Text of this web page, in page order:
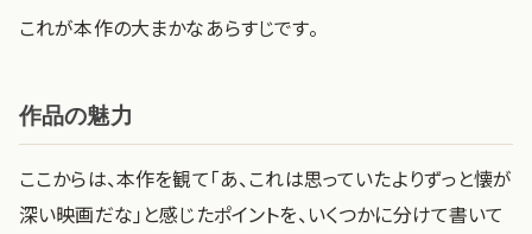
これが本作の大まかなあらすじです。
作品の魅力
ここからは、本作を観て「あ、これは思っていたよりずっと懐が
深い映画だな」と感じたポイントを、いくつかに分けて書いて